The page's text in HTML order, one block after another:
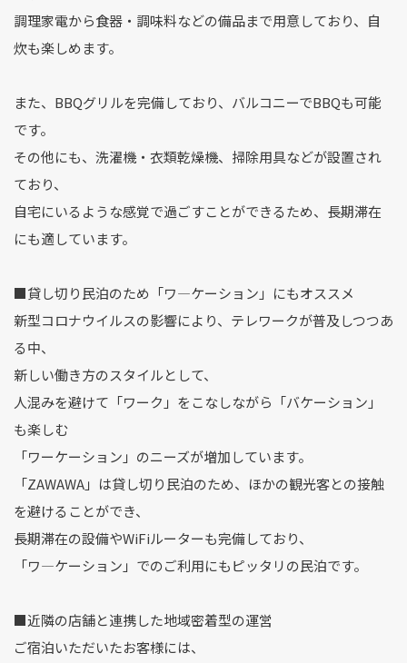
調理家電から食器・調味料などの備品まで用意しており、自
炊も楽しめます。
また、BBQグリルを完備しており、バルコニーでBBQも可能
です。
その他にも、洗濯機・衣類乾燥機、掃除用具などが設置され
ており、
自宅にいるような感覚で過ごすことができるため、長期滞在
にも適しています。
■貸し切り民泊のため「ワ―ケーション」にもオススメ
新型コロナウイルスの影響により、テレワークが普及しつつあ
る中、
新しい働き方のスタイルとして、
人混みを避けて「ワーク」をこなしながら「バケーション」
も楽しむ
「ワーケーション」のニーズが増加しています。
「ZAWAWA」は貸し切り民泊のため、ほかの観光客との接触
を避けることができ、
長期滞在の設備やWiFiルーターも完備しており、
「ワ―ケーション」でのご利用にもピッタリの民泊です。
■近隣の店舗と連携した地域密着型の運営
ご宿泊いただいたお客様には、